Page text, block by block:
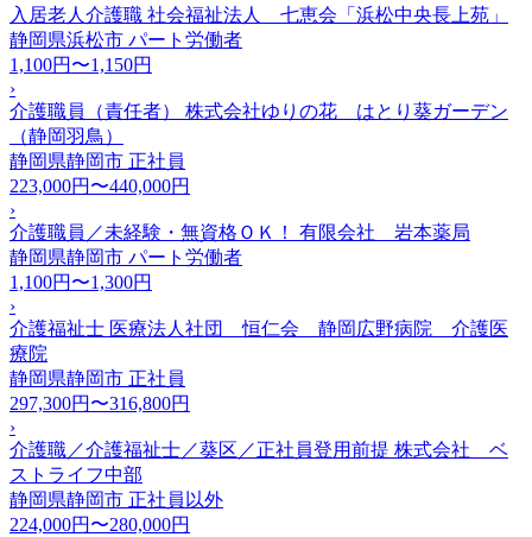
入居老人介護職 社会福祉法人 七恵会「浜松中央長上苑」
静岡県浜松市 パート労働者
1,100円〜1,150円
›
介護職員（責任者） 株式会社ゆりの花 はとり葵ガーデン
（静岡羽鳥）
静岡県静岡市 正社員
223,000円〜440,000円
›
介護職員／未経験・無資格ＯＫ！ 有限会社 岩本薬局
静岡県静岡市 パート労働者
1,100円〜1,300円
›
介護福祉士 医療法人社団 恒仁会 静岡広野病院 介護医
療院
静岡県静岡市 正社員
297,300円〜316,800円
›
介護職／介護福祉士／葵区／正社員登用前提 株式会社 ベ
ストライフ中部
静岡県静岡市 正社員以外
224,000円〜280,000円